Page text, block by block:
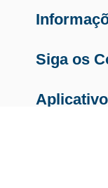
Siga os